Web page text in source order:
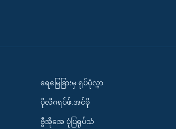
ရေမြေခြားမှ ရုပ်ပုံလွှာ
ပိုလီဂရပ်ဖ်.အင်ဖို
ဗွီအိုအေ ပုံပြရုပ်သံ